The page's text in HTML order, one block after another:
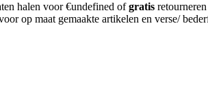
halen voor €undefined ofgratis
op maat gemaakte artikelen en verse/